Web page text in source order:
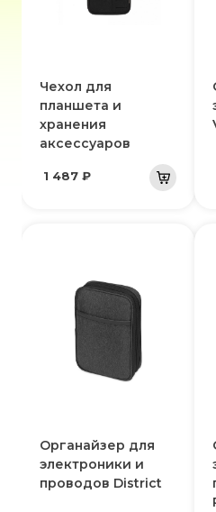
Чехол для
планшета и
хранения
аксессуаров
1 487 ₽
Органайзер для
электроники и
проводов District